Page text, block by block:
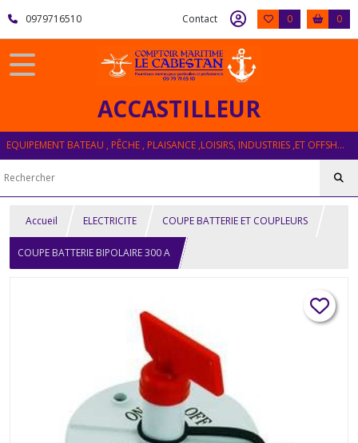
0979716510 Contact 0 0
ACCASTILLEUR
EQUIPEMENT BATEAU , PÊCHE , PLAISANCE ,LOISIRS, INDUSTRIES ,ET OFFSHORE
Accueil ELECTRICITE COUPE BATTERIE ET COUPLEURS
COUPE BATTERIE BIPOLAIRE 300 A